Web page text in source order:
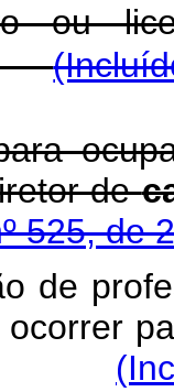
ou
de
525, de
de